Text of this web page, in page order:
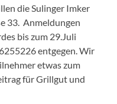
die Sulinger Imker
33. Anmeldungen
bis zum 29.Juli
entgegen. Wir
etwas zum
für Grillgut und